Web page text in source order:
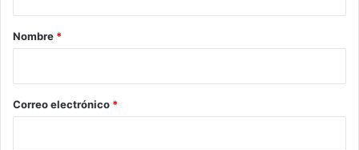
r
*
Nombre *
Correo electrónico *